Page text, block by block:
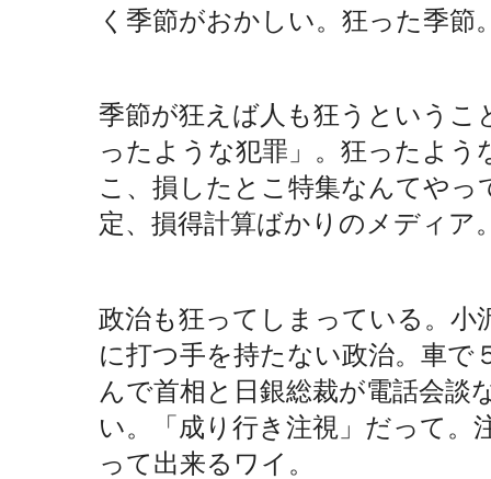
く季節がおかしい。狂った季節
季節が狂えば人も狂うというこ
ったような犯罪」。狂ったよう
こ、損したとこ特集なんてや
定、損得計算ばかりのメディア
政治も狂ってしまっている。小
に打つ手を持たない政治。車で
んで首相と日銀総裁が電話会談
い。「成り行き注視」だって。
って出来るワイ。